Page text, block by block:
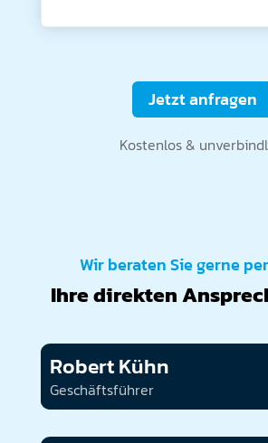
Jetzt anfragen
Kostenlos &
Wir beraten Sie gerne
Ihre direkten
Robert Kühn
Geschäftsführer